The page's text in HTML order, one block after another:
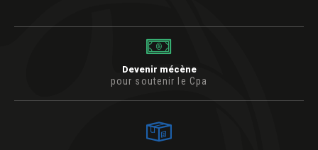
Devenir mécène
pour soutenir le Cpa